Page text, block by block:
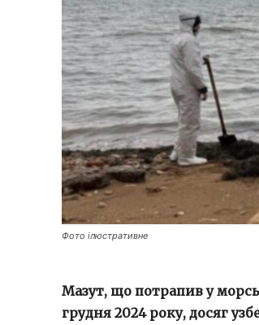
Фото ілюстративне
Мазут, що потрапив у
грудня 2024 року, досяг